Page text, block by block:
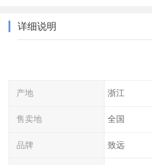
详细说明
产地 浙江
售卖地 全国
品牌 致远